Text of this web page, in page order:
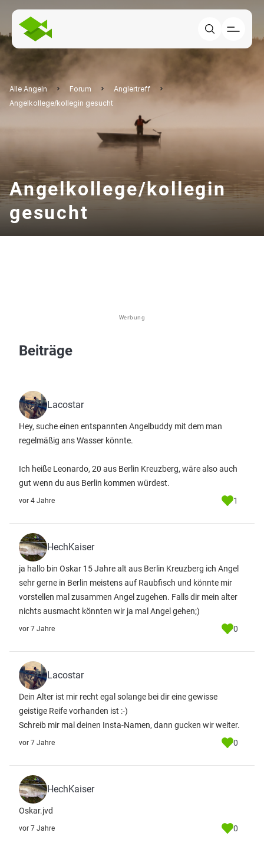
Alle Angeln Forum
Anglertreff
Angelkollege/kollegin gesucht
Angelkollege/kollegin
gesucht
Werbung
Beiträge
Lacostar
Hey, suche einen entspannten Angelbuddy mit dem man
regelmäßig ans Wasser könnte.
Ich heiße Leonardo, 20 aus Berlin Kreuzberg, wäre also auch
gut wenn du aus Berlin kommen würdest.
vor 4 Jahre 1
HechKaiser
ja hallo bin Oskar 15 Jahre alt aus Berlin Kreuzberg ich Angel
sehr gerne in Berlin meistens auf Raubfisch und könnte mir
vorstellen mal zusammen Angel zugehen. Falls dir mein alter
nichts ausmacht könnten wir ja mal Angel gehen;)
vor 7 Jahre 0
Lacostar
Dein Alter ist mir recht egal solange bei dir eine gewisse
geistige Reife vorhanden ist :-)
Schreib mir mal deinen Insta-Namen, dann gucken wir weiter.
vor 7 Jahre 0
HechKaiser
Oskar.jvd
vor 7 Jahre 0